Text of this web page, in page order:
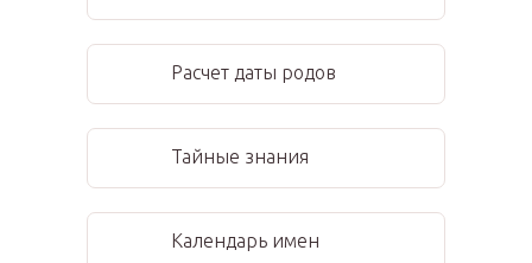
Расчет даты родов
Тайные знания
Календарь имен